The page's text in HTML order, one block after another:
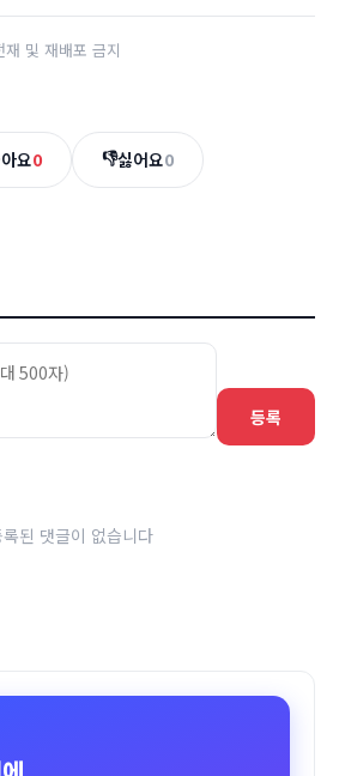
및 재배포 금지
요0 👎싫어요0
등록
록된 댓글이 없습니다